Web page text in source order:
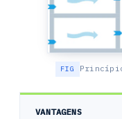
VANTAGENS